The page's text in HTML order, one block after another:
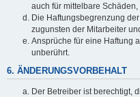
auch für mittelbare
Die Haftungsbegrenzung
zugunsten der Mitarbeiter
Ansprüche für eine Haftung
unberührt.
6. ÄNDERUNGSVORBEHALT
Der Betreiber ist berechtigt,